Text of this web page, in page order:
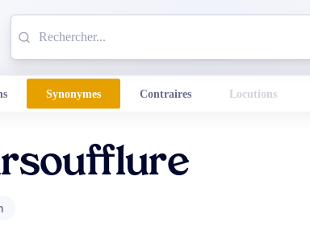
Synonymes Contraires Locutions